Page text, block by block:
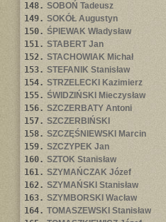
148. SOBOŃ Tadeusz
149. SOKÓŁ Augustyn
150. ŚPIEWAK Władysław
151. STABERT Jan
152. STACHOWIAK Michał
153. STEFANIK Stanisław
154. STRZELECKI Kazimierz
155. ŚWIDZIŃSKI Mieczysław
156. SZCZERBATY Antoni
157. SZCZERBIŃSKI
158. SZCZĘŚNIEWSKI Marcin
159. SZCZYPEK Jan
160. SZTOK Stanisław
161. SZYMAŃCZAK Józef
162. SZYMAŃSKI Stanisław
163. SZYMBORSKI Wacław
164. TOMASZEWSKI Stanisław